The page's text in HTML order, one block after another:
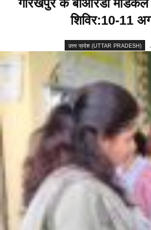
गोरखपुर के बीआरडी
शिविर:10-11
उत्तर प्रदेश (UTTAR PRADESH)